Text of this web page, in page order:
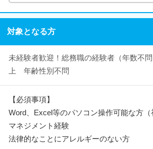
対象となる方
未経験者歓迎！総務職の経験者（年数不
上 年齢性別不問
【必須事項】
Word、Excel等のパソコン操作可能な方（
マネジメント経験
法律的なことにアレルギーのない方